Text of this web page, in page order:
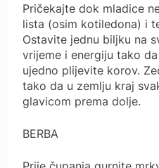
Pričekajte dok mladice
lista (osim kotiledona) i
Ostavite jednu biljku na
vrijeme i energiju tako
ujedno plijevite korov.
tako da u zemlju kraj
glavicom prema dolje.
BERBA